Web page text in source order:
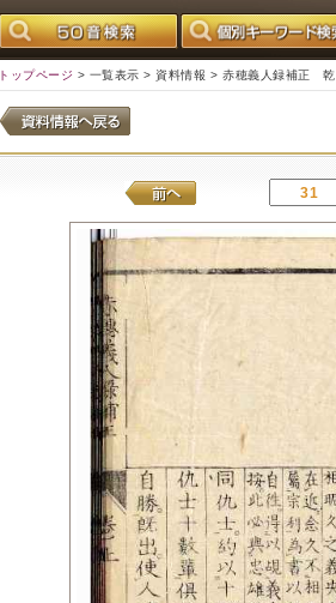
トップページ > 一覧表示 > 資料情報 > 赤穂義人録補正 乾